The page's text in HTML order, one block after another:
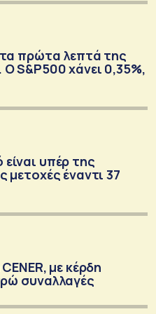
πρώτα λεπτά της
S&P500 χάνει 0,35%,
υπέρ της
έναντι 37
με κέρδη
συναλλαγές